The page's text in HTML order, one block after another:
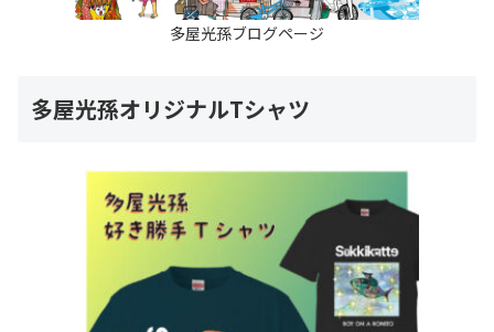
多屋光孫ブログページ
多屋光孫オリジナルTシャツ